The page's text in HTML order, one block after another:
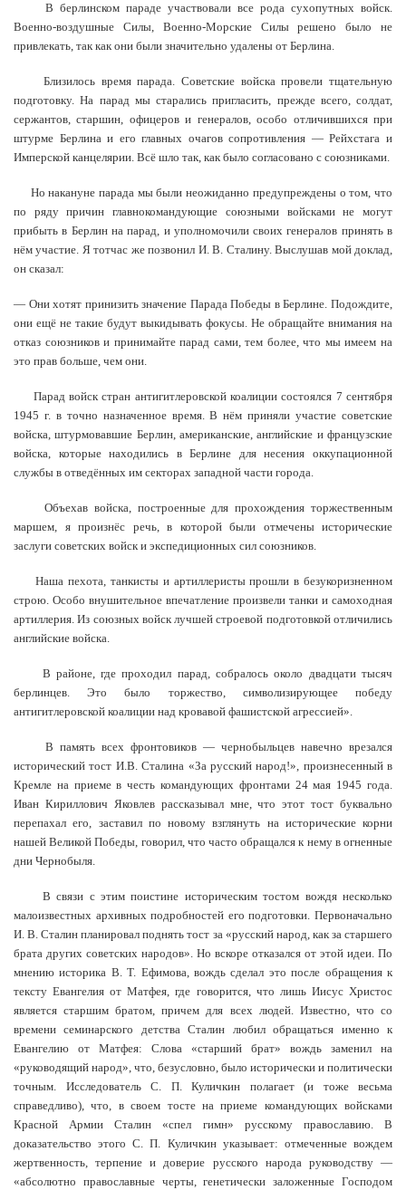
В берлинском параде участвовали все рода сухопутных войск.
Военно-воздушные Силы, Военно-Морские Силы решено было не
привлекать, так как они были значительно удалены от Берлина.
Близилось время парада. Советские войска провели тщательную
подготовку. На парад мы старались пригласить, прежде всего, солдат,
сержантов, старшин, офицеров и генералов, особо отличившихся при
штурме Берлина и его главных очагов сопротивления — Рейхстага и
Имперской канцелярии. Всё шло так, как было согласовано с союзниками.
Но накануне парада мы были неожиданно предупреждены о том, что
по ряду причин главнокомандующие союзными войсками не могут
прибыть в Берлин на парад, и уполномочили своих генералов принять в
нём участие. Я тотчас же позвонил И. В. Сталину. Выслушав мой доклад,
он сказал:
— Они хотят принизить значение Парада Победы в Берлине. Подождите,
они ещё не такие будут выкидывать фокусы. Не обращайте внимания на
отказ союзников и принимайте парад сами, тем более, что мы имеем на
это прав больше, чем они.
Парад войск стран антигитлеровской коалиции состоялся 7 сентября
1945 г. в точно назначенное время. В нём приняли участие советские
войска, штурмовавшие Берлин, американские, английские и французские
войска, которые находились в Берлине для несения оккупационной
службы в отведённых им секторах западной части города.
Объехав войска, построенные для прохождения торжественным
маршем, я произнёс речь, в которой были отмечены исторические
заслуги советских войск и экспедиционных сил союзников.
Наша пехота, танкисты и артиллеристы прошли в безукоризненном
строю. Особо внушительное впечатление произвели танки и самоходная
артиллерия. Из союзных войск лучшей строевой подготовкой отличились
английские войска.
В районе, где проходил парад, собралось около двадцати тысяч
берлинцев. Это было торжество, символизирующее победу
антигитлеровской коалиции над кровавой фашистской агрессией».
В память всех фронтовиков — чернобыльцев навечно врезался
исторический тост И.В. Сталина «За русский народ!», произнесенный в
Кремле на приеме в честь командующих фронтами 24 мая 1945 года.
Иван Кириллович Яковлев рассказывал мне, что этот тост буквально
перепахал его, заставил по новому взглянуть на исторические корни
нашей Великой Победы, говорил, что часто обращался к нему в огненные
дни Чернобыля.
В связи с этим поистине историческим тостом вождя несколько
малоизвестных архивных подробностей его подготовки. Первоначально
И. В. Сталин планировал поднять тост за «русский народ, как за старшего
брата других советских народов». Но вскоре отказался от этой идеи. По
мнению историка В. Т. Ефимова, вождь сделал это после обращения к
тексту Евангелия от Матфея, где говорится, что лишь Иисус Христос
является старшим братом, причем для всех людей. Известно, что со
времени семинарского детства Сталин любил обращаться именно к
Евангелию от Матфея: Слова «старший брат» вождь заменил на
«руководящий народ», что, безусловно, было исторически и политически
точным. Исследователь С. П. Куличкин полагает (и тоже весьма
справедливо), что, в своем тосте на приеме командующих войсками
Красной Армии Сталин «спел гимн» русскому православию. В
доказательство этого С. П. Куличкин указывает: отмеченные вождем
жертвенность, терпение и доверие русского народа руководству —
«абсолютно православные черты, генетически заложенные Господом